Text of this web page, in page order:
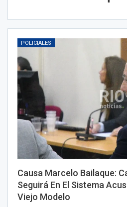
POLICIALES
Causa Marcelo Bailaque:
Seguirá En El Sistema
Viejo Modelo